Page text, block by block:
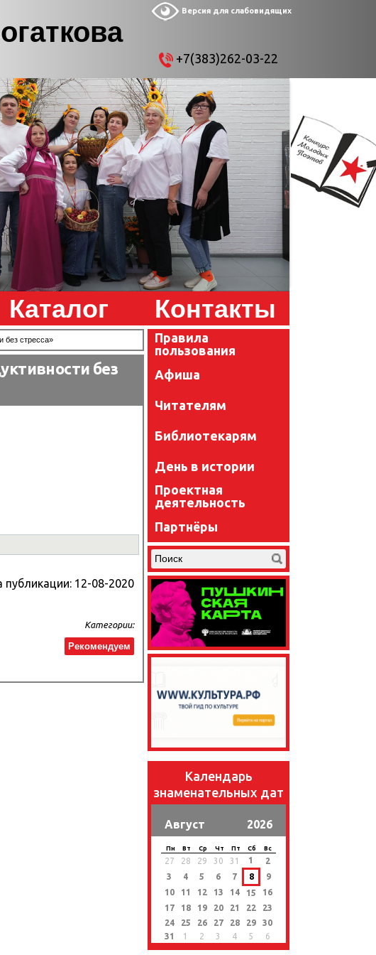
Версия для слабовидящих
+7(383)262-03-22
Каталог Контакты
без стресса»
без
публикации: 12-08-2020
Категории:
Рекомендуем
Правила
пользования
Афиша
Читателям
Библиотекарям
День в истории
Проектная
деятельность
Партнёры
Календарь
знаменательных дат
Август 2026
Пн Вт Ср Чт Пт Сб Вс
27 28 29 30 31 1
2
3
4 5 6 7 8
9
10
11 12 13 14 15
16
17
18 19 20 21 22
23
24
25 26 27 28 29
30
31
1 2 3 4 5 6